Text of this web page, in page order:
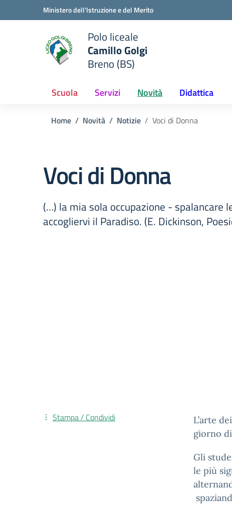
Vai ai contenuti
Vai al menu di navigazioneMinistero dell'Istruzione e del Merito
scuola
Polo liceale
Camillo Golgi
Breno (BS)
Scuola Servizi Novità Didattica
Home Novità Notizie Voci di Donna
Voci di Donna
(…) la mia sola occupazione - spalancare
accogliervi il Paradiso. (E. Dickinson,
L’arte
giorno
Gli
le più
Stampa / Condividi